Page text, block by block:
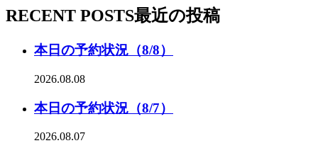
RECENT POSTS最近の投稿
本日の予約状況（8/8）
2026.08.08
本日の予約状況（8/7）
2026.08.07